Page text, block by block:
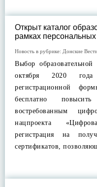
Открыт каталог
рамках
Новость в рубрике: Донские
Выбор
октября 2020 года
регистрационной
бесплатно
востребованным
нацпроекта
регистрация на
сертификатов,